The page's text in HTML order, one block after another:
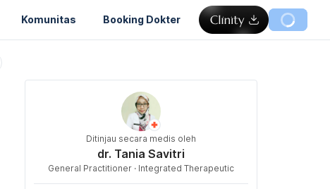
Komunitas Booking Dokter
Ditinjau secara medis oleh
dr. Tania Savitri
General Practitioner · Integrated Therapeutic